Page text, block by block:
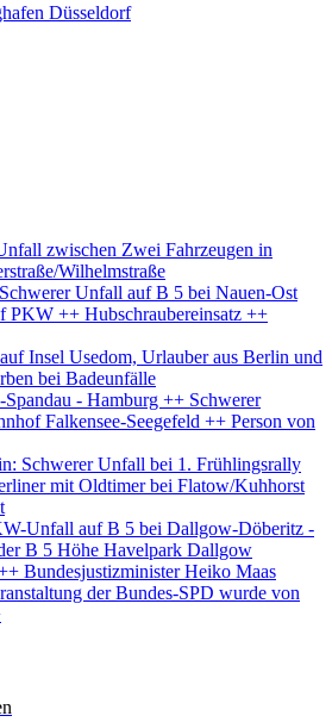
Düsseldorf
zwischen Zwei Fahrzeugen in
Wilhelmstraße
Unfall auf B 5 bei Nauen-Ost
++ Hubschraubereinsatz ++
Insel Usedom, Urlauber aus Berlin und
bei Badeunfälle
- Hamburg ++ Schwerer
Falkensee-Seegefeld ++ Person von
Schwerer Unfall bei 1. Frühlingsrally
mit Oldtimer bei Flatow/Kuhhorst
Unfall auf B 5 bei Dallgow-Döberitz -
B 5 Höhe Havelpark Dallgow
Bundesjustizminister Heiko Maas
der Bundes-SPD wurde von